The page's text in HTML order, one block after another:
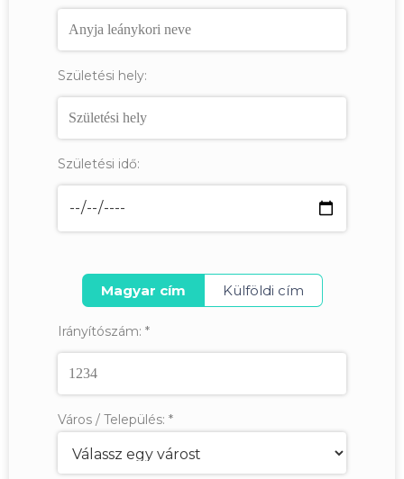
Születési hely:
Születési idő:
Magyar cím Külföldi cím
Irányítószám: *
Város / Település: *